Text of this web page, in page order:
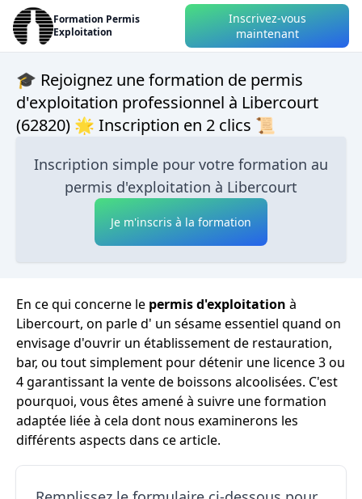
Formation Permis
Exploitation
Inscrivez-vous
maintenant
🎓 Rejoignez une formation de permis
d'exploitation professionnel à Libercourt
(62820) 🌟 Inscription en 2 clics 📜
Inscription simple pour votre formation au
permis d'exploitation à Libercourt
Je m'inscris à la formation
En ce qui concerne le permis d'exploitation à
Libercourt, on parle d' un sésame essentiel quand on
envisage d'ouvrir un établissement de restauration,
bar, ou tout simplement pour détenir une licence 3 ou
4 garantissant la vente de boissons alcoolisées. C'est
pourquoi, vous êtes amené à suivre une formation
adaptée liée à cela dont nous examinerons les
différents aspects dans ce article.